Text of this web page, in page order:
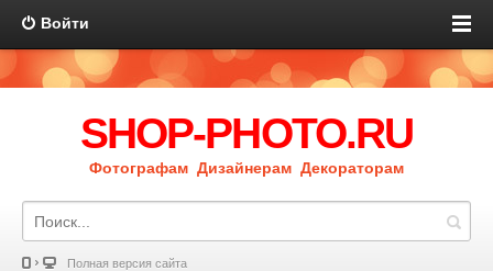
Войти
SHOP-PHOTO.RU
Фотографам Дизайнерам Декораторам
Полная версия сайта